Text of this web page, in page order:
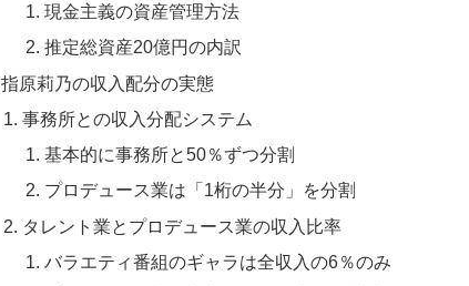
現金主義の資産管理方法
推定総資産20億円の内訳
指原莉乃の収入配分の実態
事務所との収入分配システム
基本的に事務所と50％ずつ分割
プロデュース業は「1桁の半分」を分割
タレント業とプロデュース業の収入比率
バラエティ番組のギャラは全収入の6％のみ